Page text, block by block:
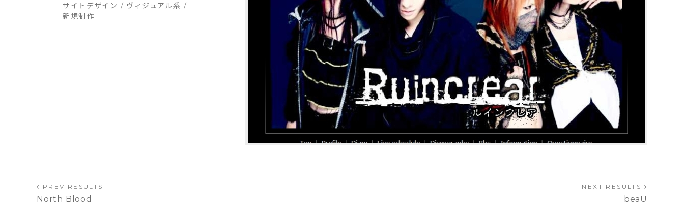
サイトデザイン / ヴィジュアル系 /
新規制作
PREV RESULTS
North Blood
NEXT RESULTS
beaU